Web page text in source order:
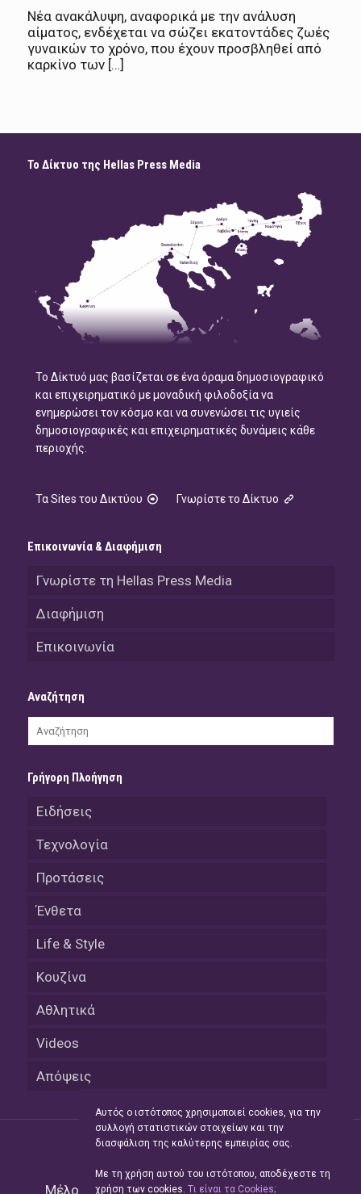
Νέα ανακάλυψη, αναφορικά με την ανάλυση
αίματος, ενδέχεται να σώζει εκατοντάδες ζωές
γυναικών το χρόνο, που έχουν προσβληθεί από
καρκίνο των […]
Το Δίκτυο της Hellas Press Media
Το Δίκτυό μας βασίζεται σε ένα όραμα δημοσιογραφικό
και επιχειρηματικό με μοναδική φιλοδοξία να
ενημερώσει τον κόσμο και να συνενώσει τις υγιείς
δημοσιογραφικές και επιχειρηματικές δυνάμεις κάθε
περιοχής.
Τα Sites του Δικτύου Γνωρίστε το Δίκτυο
Επικοινωνία & Διαφήμιση
Γνωρίστε τη Hellas Press Media
Διαφήμιση
Επικοινωνία
Αναζήτηση
Γρήγορη Πλοήγηση
Ειδήσεις
Τεχνολογία
Προτάσεις
Ένθετα
Life & Style
Κουζίνα
Αθλητικά
Videos
Απόψεις
Μέλος του Δικτύου τηςHellas Press Media
Αυτός ο ιστότοπος χρησιμοποιεί cookies, για την
συλλογή στατιστικών στοιχείων και την
διασφάλιση της καλύτερης εμπειρίας σας.
Με τη χρήση αυτού του ιστότοπου, αποδέχεστε τη
χρήση των cookies. Tι είναι τα Cookies;